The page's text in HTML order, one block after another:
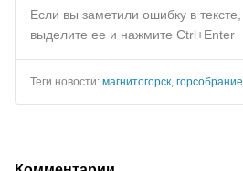
Если вы заметили ошибку в тексте,
выделите ее и нажмите Ctrl+Enter
Теги новости: магнитогорск горсобрание